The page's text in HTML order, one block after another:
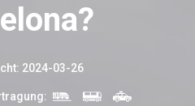
: 2024-03-26
: